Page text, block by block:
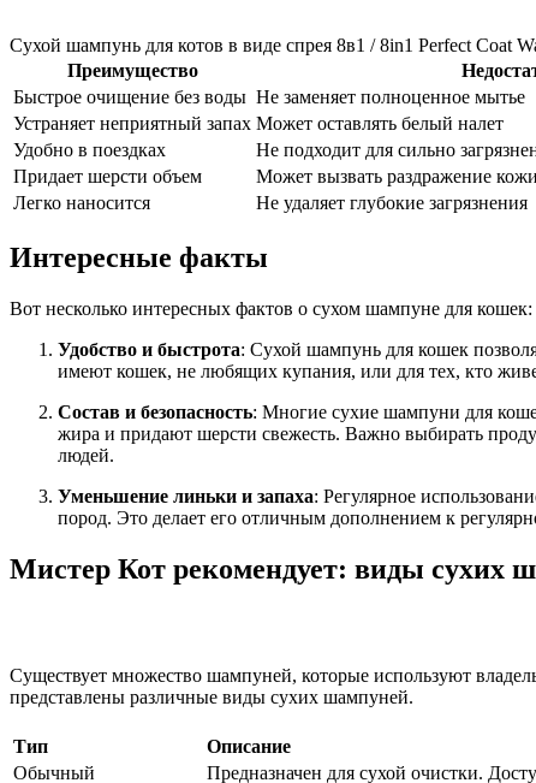
Сухой шампунь для котов в виде спрея 8в1 / 8in1 Perfect Coat
Преимущество
Быстрое очищение без воды Не заменяет полноценное мытье
Устраняет неприятный запах Может оставлять белый налет
Удобно в поездках
Не подходит для сильно
Придает шерсти объем
Может вызвать раздражение
Легко наносится
Не удаляет глубокие загрязнения
Интересные факты
Вот несколько интересных фактов о сухом шампуне для кошек:
Удобство и быстрота: Сухой шампунь для кошек
имеют кошек, не любящих купания, или для тех, кто
Состав и безопасность: Многие сухие шампуни для
жира и придают шерсти свежесть. Важно выбирать
людей.
Уменьшение линьки и запаха: Регулярное
пород. Это делает его отличным дополнением к
Мистер Кот рекомендует: виды сухих
Существует множество шампуней, которые используют
представлены различные виды сухих шампуней.
Тип
Описание
Обычный
Предназначен для сухой очистки.